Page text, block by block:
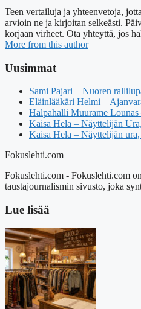
Teen vertailuja ja yhteenvetoja,
arvioin ne ja kirjoitan selkeästi.
korjaan virheet. Ota yhteyttä, jos
More from this author
Uusimmat
Sami Pajari – Nuoren
Eläinlääkäri Helmi –
Halpahalli Muurame
Kaisa Hela – Näyttelijän
Kaisa Hela – Näyttelijän
Fokuslehti.com
Fokuslehti.com - Fokuslehti.com
taustajournalismin sivusto, joka
Lue lisää